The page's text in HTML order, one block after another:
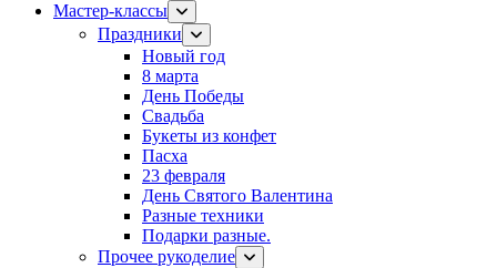
Мастер-классы
Праздники
Новый год
8 марта
День Победы
Свадьба
Букеты из конфет
Пасха
23 февраля
День Святого Валентина
Разные техники
Подарки разные.
Прочее рукоделие